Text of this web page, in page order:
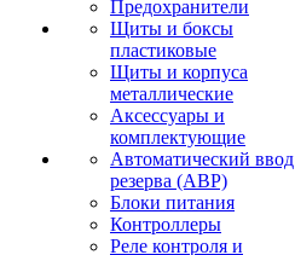
Предохранители
Щиты и боксы
пластиковые
Щиты и корпуса
металлические
Аксессуары и
комплектующие
Автоматический ввод
резерва (АВР)
Блоки питания
Контроллеры
Реле контроля и